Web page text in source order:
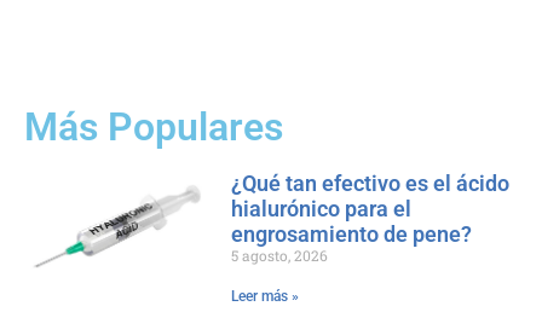
Más Populares
¿Qué tan efectivo es el ácido
hialurónico para el
engrosamiento de pene?
5 agosto, 2026
Leer más »